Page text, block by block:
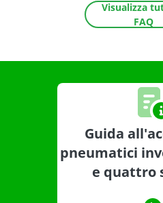
Visualizza
FAQ
Guida
pneumatici
e quattro